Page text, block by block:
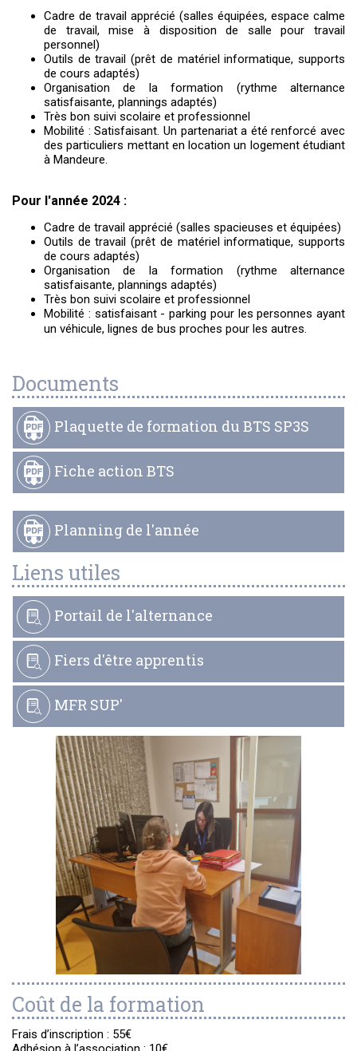
Cadre de travail apprécié (salles équipées, espace calme
de travail, mise à disposition de salle pour travail
personnel)
Outils de travail (prêt de matériel informatique, supports
de cours adaptés)
Organisation de la formation (rythme alternance
satisfaisante, plannings adaptés)
Très bon suivi scolaire et professionnel
Mobilité : Satisfaisant. Un partenariat a été renforcé avec
des particuliers mettant en location un logement étudiant
à Mandeure.
Pour l'année 2024 :
Cadre de travail apprécié (salles spacieuses et équipées)
Outils de travail (prêt de matériel informatique, supports
de cours adaptés)
Organisation de la formation (rythme alternance
satisfaisante, plannings adaptés)
Très bon suivi scolaire et professionnel
Mobilité : satisfaisant - parking pour les personnes ayant
un véhicule, lignes de bus proches pour les autres.
Documents
Plaquette de formation du BTS SP3S
Fiche action BTS
Planning de l'année
Liens utiles
Portail de l'alternance
Fiers d'être apprentis
MFR SUP'
Coût de la formation
Frais d’inscription : 55€